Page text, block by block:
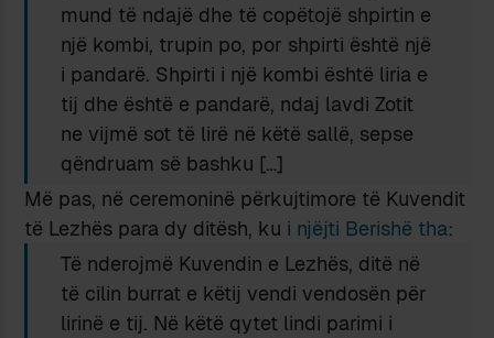
mund të ndajë dhe të copëtojë shpirtin e
një kombi, trupin po, por shpirti është një
i pandarë. Shpirti i një kombi është liria e
tij dhe është e pandarë, ndaj lavdi Zotit
ne vijmë sot të lirë në këtë sallë, sepse
qëndruam së bashku […]
Më pas, në ceremoninë përkujtimore të Kuvendit
të Lezhës para dy ditësh, ku i njëjti Berishë tha:
Të nderojmë Kuvendin e Lezhës, ditë në
të cilin burrat e këtij vendi vendosën për
lirinë e tij. Në këtë qytet lindi parimi i